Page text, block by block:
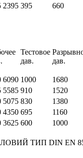
2395 395 660
Тестовое
дав.
дав.
6090 1000
1680
5585 910
1520
5075 830
1380
4350 695
1160
3625 600 1000
ТИП DIN EN